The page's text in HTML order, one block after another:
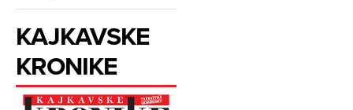
KAJKAVSKE
KRONIKE